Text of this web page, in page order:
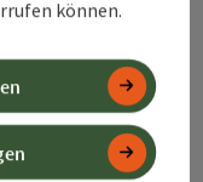
können.